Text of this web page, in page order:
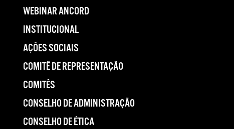
WEBINAR ANCORD
INSTITUCIONAL
AÇÕES SOCIAIS
COMITÊ DE REPRESENTAÇÃO
COMITÊS
CONSELHO DE ADMINISTRAÇÃO
CONSELHO DE ÉTICA